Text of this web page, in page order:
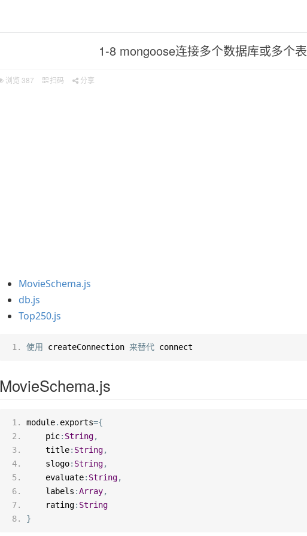
1-8 mongoose连接多个数据库或多个表
浏览 387 扫码 分享
MovieSchema.js
db.js
Top250.js
使用 createConnection 来替代 connect
MovieSchema.js
module. exports={
    pic
: String,
    title
: String,
    slogo
: String,
    evaluate
: String,
    labels
:Array,
    rating
: String
}